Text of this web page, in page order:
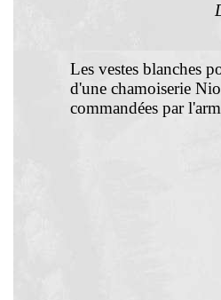
Les vestes blanches
d'une chamoiserie
commandées par